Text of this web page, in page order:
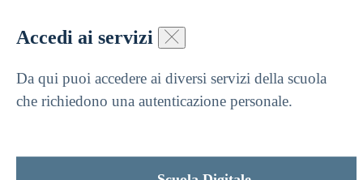
Accedi ai servizi
Da qui puoi accedere ai diversi servizi della scuola
che richiedono una autenticazione personale.